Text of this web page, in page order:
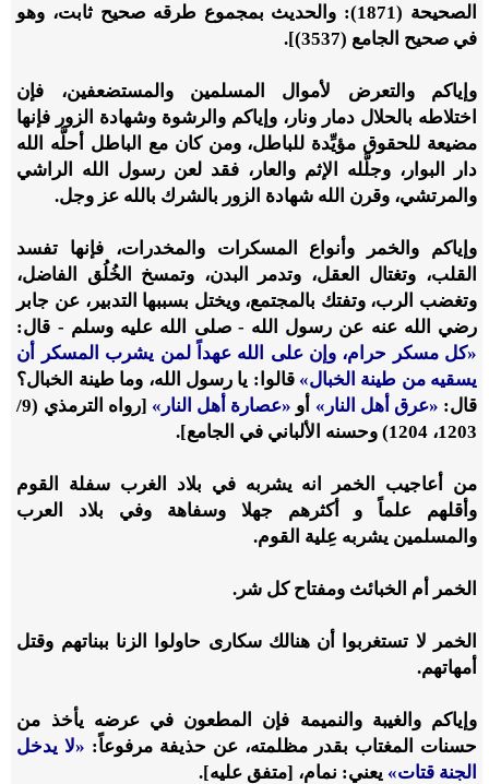
الصحيحة (1871): والحديث بمجموع طرقه صحيح ثابت، وهو
في صحيح الجامع (3537)].
وإياكم والتعرض لأموال المسلمين والمستضعفين، فإن
اختلاطه بالحلال دمار ونار، وإياكم والرشوة وشهادة الزور فإنها
مضيعة للحقوق مؤيِّدة للباطل، ومن كان مع الباطل أحلَّه الله
دار البوار، وجلَّله الإثم والعار، فقد لعن رسول الله الراشي
والمرتشي، وقرن الله شهادة الزور بالشرك بالله عز وجل.
وإياكم والخمر وأنواع المسكرات والمخدرات، فإنها تفسد
القلب، وتغتال العقل، وتدمر البدن، وتمسخ الخُلُق الفاضل،
وتغضب الرب، وتفتك بالمجتمع، ويختل بسببها التدبير، عن جابر
رضي الله عنه عن رسول الله - صلى الله عليه وسلم - قال:
«كل مسكر حرام، وإن على الله عهداً لمن يشرب المسكر أن
يسقيه من طينة الخبال» قالوا: يا رسول الله، وما طينة الخبال؟
قال: «عرق أهل النار » أو «عصارة أهل النار »
[رواه الترمذي (9/
1203، 1204) وحسنه الألباني في الجامع].
من أعاجيب الخمر انه يشربه في بلاد الغرب سفلة القوم
وأقلهم علماً و أكثرهم جهلا وسفاهة وفي بلاد العرب
والمسلمين يشربه عِلية القوم.
الخمر أم الخبائث ومفتاح كل شر.
الخمر لا تستغربوا أن هنالك سكارى حاولوا الزنا ببناتهم وقتل
أمهاتهم.
وإياكم والغيبة والنميمة فإن المطعون في عرضه يأخذ من
حسنات المغتاب بقدر مظلمته، عن حذيفة مرفوعاً: «لا يدخل
الجنة قتات» يعني: نمام، [متفق عليه].